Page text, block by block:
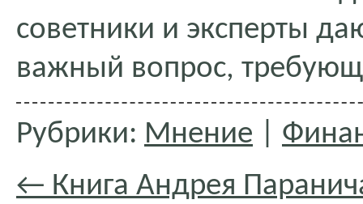
советники и эксперты
важный вопрос,
Рубрики: Мнение
← Книга Андрея